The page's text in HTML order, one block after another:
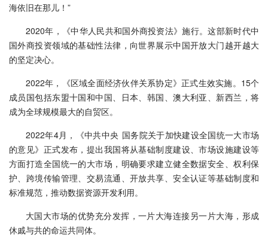
海依旧在那儿！”
2020年，《中华人民共和国外商投资法》施行。这部新时代中
国外商投资领域的基础性法律，向世界展示中国开放大门越开越大
的坚定决心。
2022年，《区域全面经济伙伴关系协定》正式生效实施。15个
成员国包括东盟十国和中国、日本、韩国、澳大利亚、新西兰，将
成为全球规模最大的自贸区。
2022年4月，《中共中央 国务院关于加快建设全国统一大市场
的意见》正式发布，提出我国将从基础制度建设、市场设施建设等
方面打造全国统一的大市场，明确要求建立健全数据安全、权利保
护、跨境传输管理、交易流通、开放共享、安全认证等基础制度和
标准规范，推动数据资源开发利用。
大国大市场的优势充分发挥，一片大海连接另一片大海，形成
休戚与共的命运共同体。